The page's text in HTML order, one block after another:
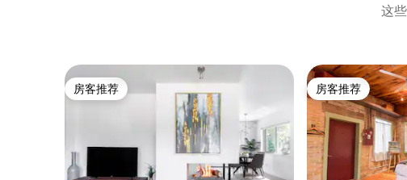
这
房客推荐
房客推荐 房客推荐
房客推荐